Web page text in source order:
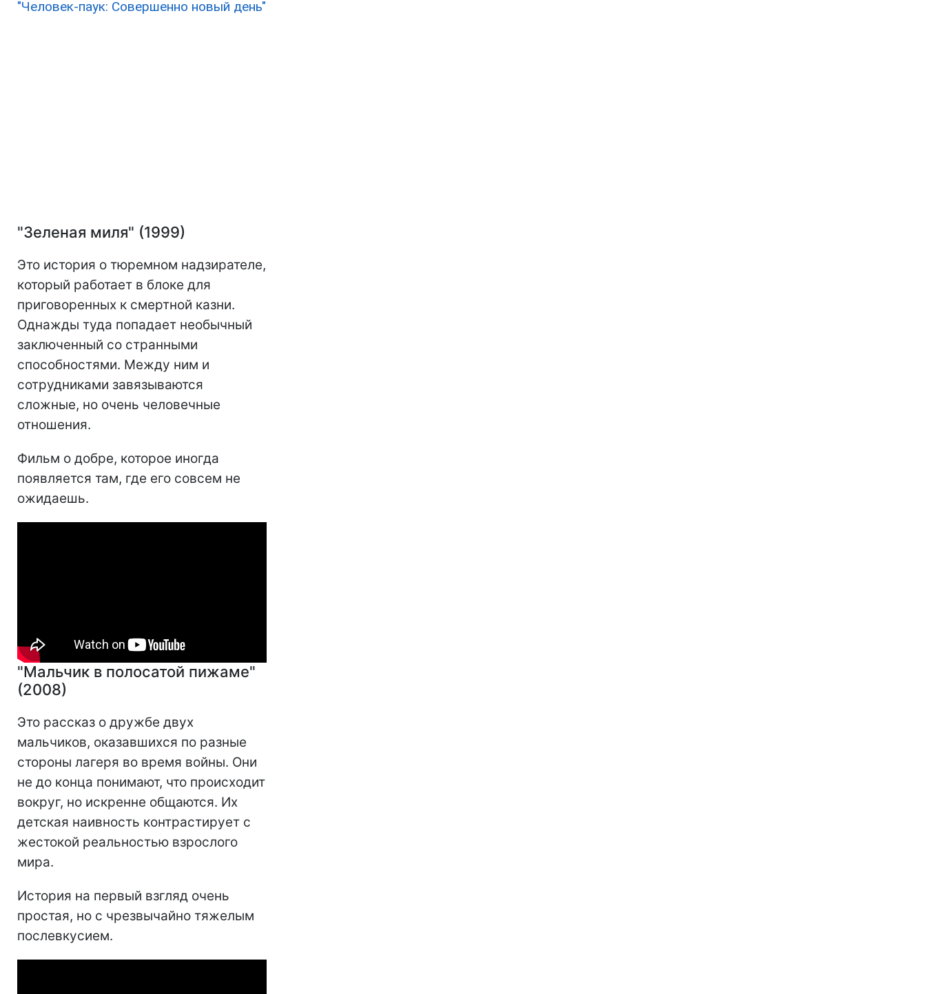
"Человек-паук: Совершенно новый день"
"Зеленая миля" (1999)
Это история о тюремном надзирателе,
который работает в блоке для
приговоренных к смертной казни.
Однажды туда попадает необычный
заключенный со странными
способностями. Между ним и
сотрудниками завязываются
сложные, но очень человечные
отношения.
Фильм о добре, которое иногда
появляется там, где его совсем не
ожидаешь.
"Мальчик в полосатой пижаме"
(2008)
Это рассказ о дружбе двух
мальчиков, оказавшихся по разные
стороны лагеря во время войны. Они
не до конца понимают, что происходит
вокруг, но искренне общаются. Их
детская наивность контрастирует с
жестокой реальностью взрослого
мира.
История на первый взгляд очень
простая, но с чрезвычайно тяжелым
послевкусием.